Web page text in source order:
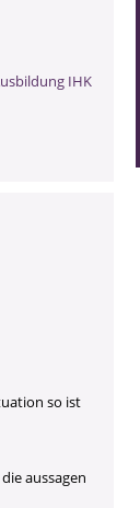
IHK
so ist
aussagen